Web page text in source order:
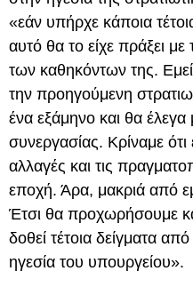
«εάν υπήρχε κάποια
αυτό θα το είχε πράξει
των καθηκόντων της.
την προηγούμενη
ένα εξάμηνο και θα
συνεργασίας. Κρίναμε
αλλαγές και τις
εποχή. Άρα, μακριά από
Έτσι θα προχωρήσουμε
δοθεί τέτοια δείγματα
ηγεσία του υπουργείου».